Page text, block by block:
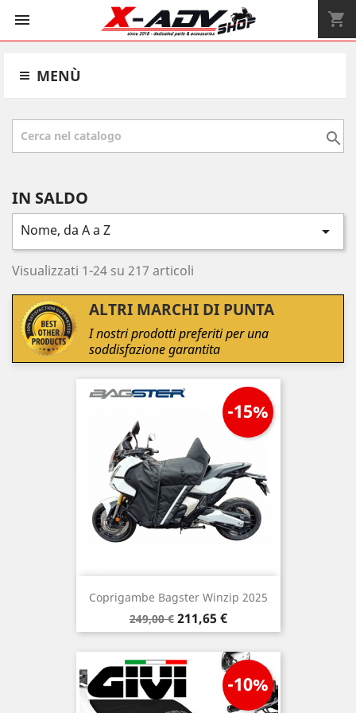
 shopping_cart
MENÙ

IN SALDO
Nome, da A a Z 
Visualizzati 1-24 su 217 articoli
ALTRI MARCHI DI PUNTA
I nostri prodotti preferiti per una
soddisfazione garantita
Coprigambe Bagster Winzip 2025
Prezzo
base
249,00 €
-15%
Prezzo
211,65 €
-10%